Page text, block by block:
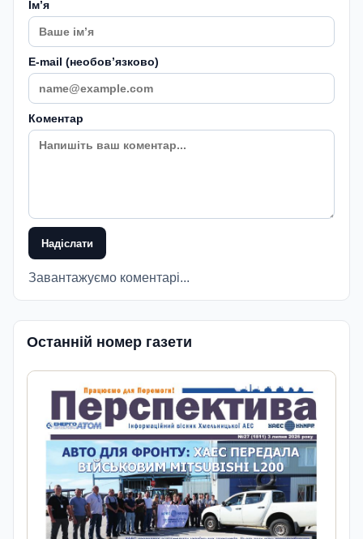
Імʼя
E-mail (необовʼязково)
Коментар
Надіслати
Завантажуємо коментарі...
Останній номер газети